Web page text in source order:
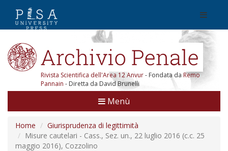
Rivista Scientifica dell'Area 12 Anvur- Fondata da Remo
Pannain - Diretta da David Brunelli
Menù
Home
Giurisprudenza di legittimità
Misure cautelari - Cass., Sez. un., 22 luglio 2016 (c.c. 25
maggio 2016), Cozzolino